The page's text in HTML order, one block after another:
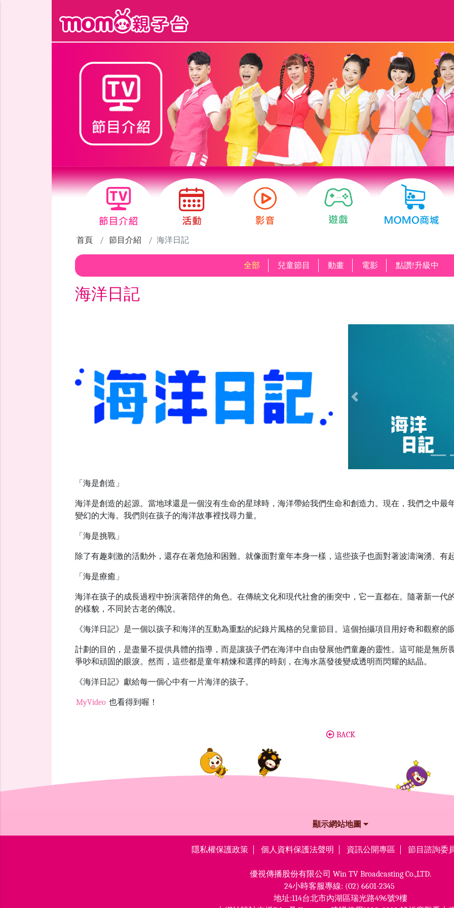
首頁 節目介紹 海洋日記
全部 兒童節目 動畫 電影 點讚!升級中
海洋日記
Previous
「海是創造」
海洋是創造的起源。當地球還是一個沒有生命的星球時，海洋帶給我們生命和創造力。現在，我們之中最
變幻的大海。我們則在孩子的海洋故事裡找尋力量。
「海是挑戰」
除了有趣刺激的活動外，還存在著危險和困難。就像面對童年本身一樣，這些孩子也面對著波濤洶湧、有
「海是療癒」
海洋在孩子的成長過程中扮演著陪伴的角色。在傳統文化和現代社會的衝突中，它一直都在。隨著新一代
的樣貌，不同於古老的傳說。
《海洋日記》是一個以孩子和海洋的互動為重點的紀錄片風格的兒童節目。這個拍攝項目用好奇和觀察的
計劃的目的，是盡量不提供具體的指導，而是讓孩子們在海洋中自由發展他們童趣的靈性。這可能是無所
爭吵和頑固的眼淚。然而，這些都是童年精煉和選擇的時刻，在海水蒸發後變成透明而閃耀的結晶。
《海洋日記》獻給每一個心中有一片海洋的孩子。
MyVideo 也看得到喔！
BACK
顯示網站地圖
隱私權保護政策 個人資料保護法聲明 資訊公開專區 節目諮詢委
優視傳播股份有限公司 Win TV Broadcasting Co.,LTD.
24小時客服專線: (02) 6601-2345
地址:114台北市內湖區瑞光路496號9樓